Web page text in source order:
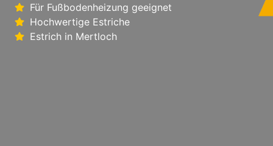
Für Fußbodenheizung geeignet
Hochwertige Estriche
Estrich in Mertloch